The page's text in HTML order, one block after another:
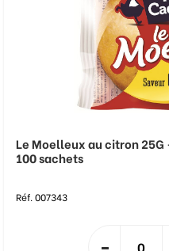
Le Moelleux au citron 25G
100 sachets
Réf. 007343